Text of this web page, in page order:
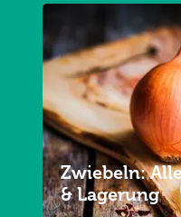
Zwiebeln:
& Lagerung